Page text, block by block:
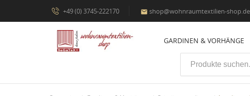
+49 (0) 3745-222170  shop@wohnraumtextilien-shop.de
GARDINEN & VORHÄNGE